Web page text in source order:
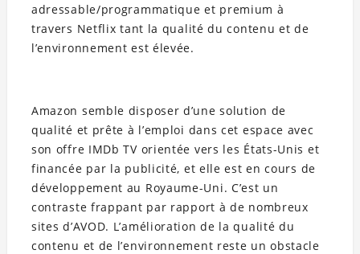
adressable/programmatique et premium à
travers Netflix tant la qualité du contenu et de
l’environnement est élevée.
Amazon semble disposer d’une solution de
qualité et prête à l’emploi dans cet espace avec
son offre IMDb TV orientée vers les États-Unis et
financée par la publicité, et elle est en cours de
développement au Royaume-Uni. C’est un
contraste frappant par rapport à de nombreux
sites d’AVOD. L’amélioration de la qualité du
contenu et de l’environnement reste un obstacle